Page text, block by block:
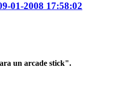
01-2008 17:58:02
un arcade stick".